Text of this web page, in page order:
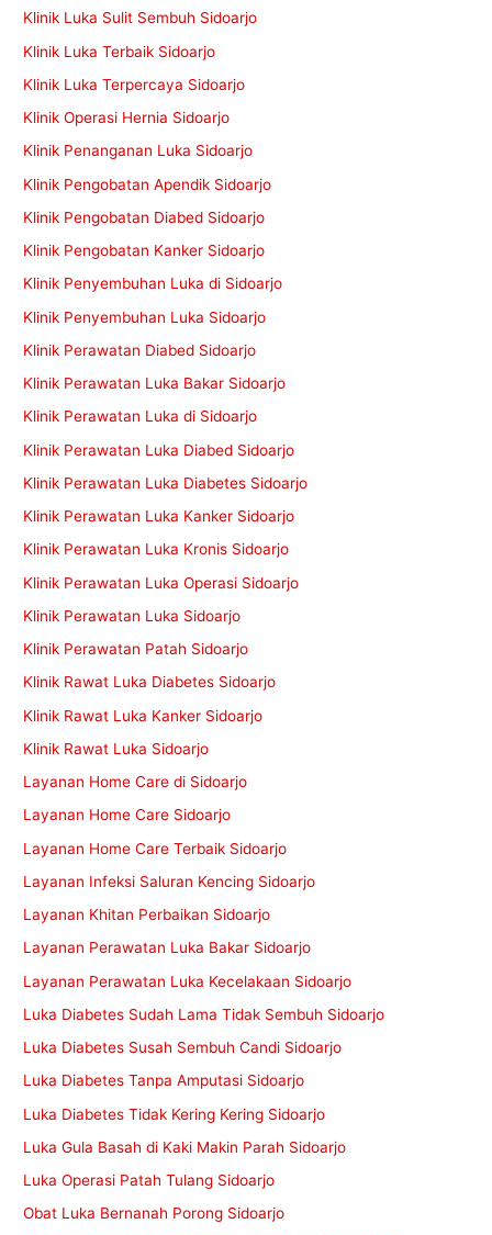
Klinik Luka Sulit Sembuh Sidoarjo
Klinik Luka Terbaik Sidoarjo
Klinik Luka Terpercaya Sidoarjo
Klinik Operasi Hernia Sidoarjo
Klinik Penanganan Luka Sidoarjo
Klinik Pengobatan Apendik Sidoarjo
Klinik Pengobatan Diabed Sidoarjo
Klinik Pengobatan Kanker Sidoarjo
Klinik Penyembuhan Luka di Sidoarjo
Klinik Penyembuhan Luka Sidoarjo
Klinik Perawatan Diabed Sidoarjo
Klinik Perawatan Luka Bakar Sidoarjo
Klinik Perawatan Luka di Sidoarjo
Klinik Perawatan Luka Diabed Sidoarjo
Klinik Perawatan Luka Diabetes Sidoarjo
Klinik Perawatan Luka Kanker Sidoarjo
Klinik Perawatan Luka Kronis Sidoarjo
Klinik Perawatan Luka Operasi Sidoarjo
Klinik Perawatan Luka Sidoarjo
Klinik Perawatan Patah Sidoarjo
Klinik Rawat Luka Diabetes Sidoarjo
Klinik Rawat Luka Kanker Sidoarjo
Klinik Rawat Luka Sidoarjo
Layanan Home Care di Sidoarjo
Layanan Home Care Sidoarjo
Layanan Home Care Terbaik Sidoarjo
Layanan Infeksi Saluran Kencing Sidoarjo
Layanan Khitan Perbaikan Sidoarjo
Layanan Perawatan Luka Bakar Sidoarjo
Layanan Perawatan Luka Kecelakaan Sidoarjo
Luka Diabetes Sudah Lama Tidak Sembuh Sidoarjo
Luka Diabetes Susah Sembuh Candi Sidoarjo
Luka Diabetes Tanpa Amputasi Sidoarjo
Luka Diabetes Tidak Kering Kering Sidoarjo
Luka Gula Basah di Kaki Makin Parah Sidoarjo
Luka Operasi Patah Tulang Sidoarjo
Obat Luka Bernanah Porong Sidoarjo